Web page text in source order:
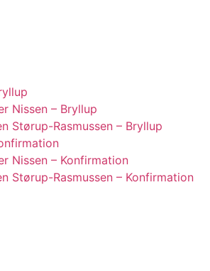
Nissen – Bryllup
Størup-Rasmussen – Bryllup
Nissen – Konfirmation
Størup-Rasmussen – Konfirmation